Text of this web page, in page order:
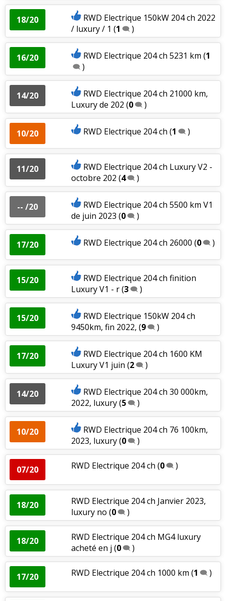
18/20
RWD Electrique 150kW 204 ch 2022
/ luxury / 1 (1 )
16/20 RWD Electrique 204 ch 5231 km (1
)
14/20
RWD Electrique 204 ch 21000 km,
Luxury de 202 (0 )
10/20 RWD Electrique 204 ch (1 )
11/20
RWD Electrique 204 ch Luxury V2 -
octobre 202 (4 )
-- /20
RWD Electrique 204 ch 5500 km V1
de juin 2023 (0 )
17/20 RWD Electrique 204 ch 26000 (0 )
15/20
RWD Electrique 204 ch finition
Luxury V1 - r(3 )
15/20
RWD Electrique 150kW 204 ch
9450km, fin 2022, (9 )
17/20
RWD Electrique 204 ch 1600 KM
Luxury V1 juin (2 )
14/20
RWD Electrique 204 ch 30 000km,
2022, luxury(5 )
10/20
RWD Electrique 204 ch 76 100km,
2023, luxury(0 )
07/20 RWD Electrique 204 ch (0 )
18/20
RWD Electrique 204 ch Janvier 2023,
luxury no (0 )
18/20
RWD Electrique 204 ch MG4 luxury
acheté en j (0 )
17/20 RWD Electrique 204 ch 1000 km (1 )